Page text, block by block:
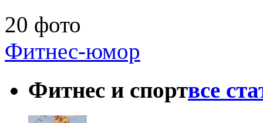
20 фото
Фитнес-юмор
Фитнес и спортвсе